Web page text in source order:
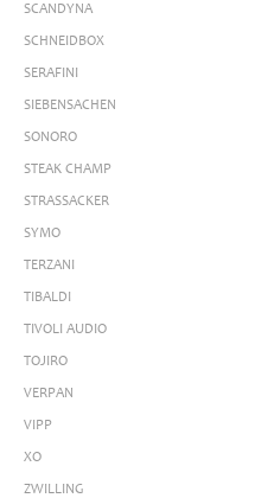
SCANDYNA
SCHNEIDBOX
SERAFINI
SIEBENSACHEN
SONORO
STEAK CHAMP
STRASSACKER
SYMO
TERZANI
TIBALDI
TIVOLI AUDIO
TOJIRO
VERPAN
VIPP
XO
ZWILLING